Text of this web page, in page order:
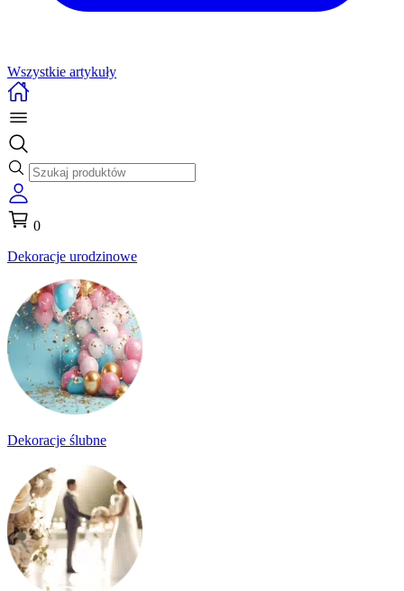
Wszystkie artykuły
0
Dekoracje urodzinowe
Dekoracje ślubne